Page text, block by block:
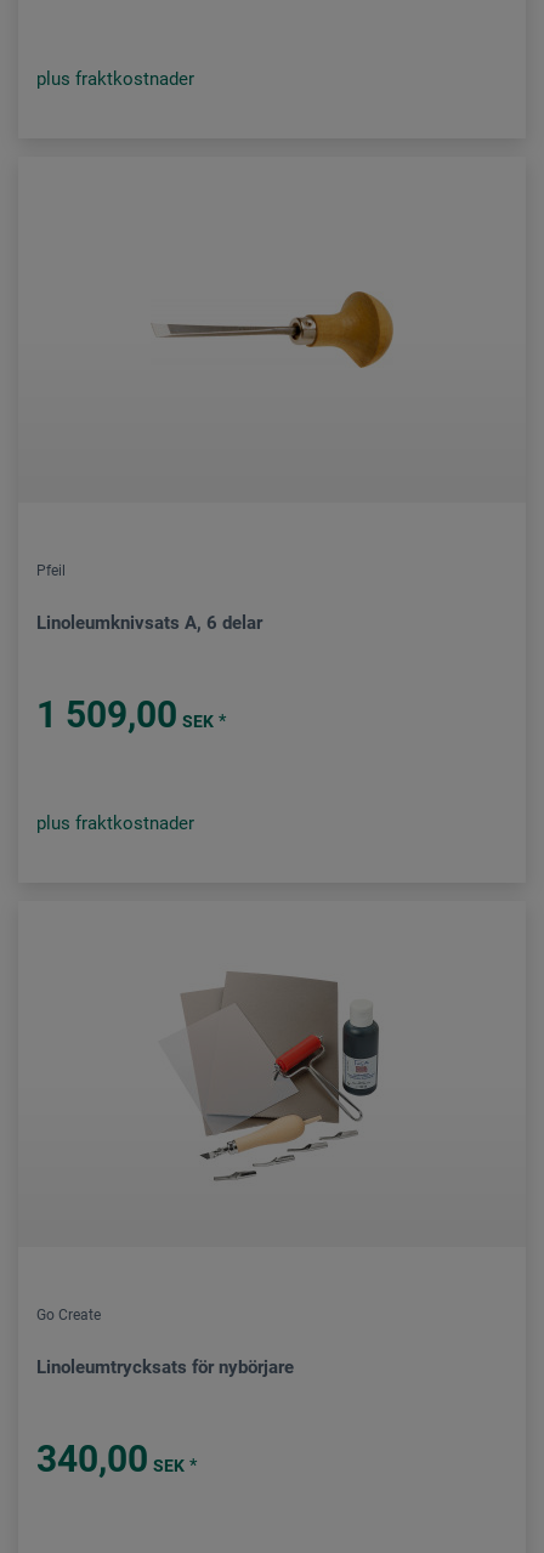
plus fraktkostnader
Pfeil
Linoleumknivsats A, 6 delar
1 509,00 SEK *
plus fraktkostnader
Go Create
Linoleumtrycksats för nybörjare
340,00 SEK *